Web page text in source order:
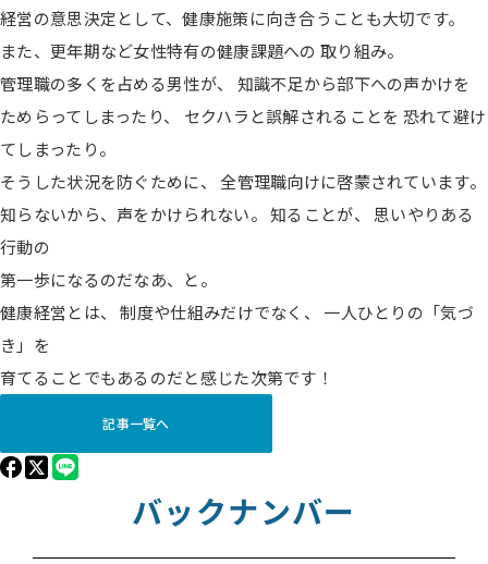
経営の意思決定として、健康施策に向き合うことも大切です。
また、更年期など女性特有の健康課題への 取り組み。
管理職の多くを占める男性が、 知識不足から部下への声かけを
ためらってしまったり、 セクハラと誤解されることを 恐れて避け
てしまったり。
そうした状況を防ぐために、 全管理職向けに啓蒙されています。
知らないから、声をかけられない。 知ることが、 思いやりある
行動の
第一歩になるのだなあ、と。
健康経営とは、 制度や仕組みだけでなく、 一人ひとりの「気づ
き」を
育てることでもあるのだと感じた次第です！
記事一覧へ
バックナンバー